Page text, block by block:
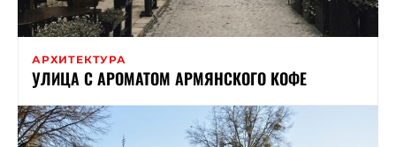
АРХИТЕКТУРА
УЛИЦА С АРОМАТОМ АРМЯНСКОГО КОФЕ